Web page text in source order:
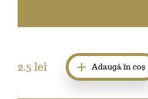
2.5 lei Adaugă în coș